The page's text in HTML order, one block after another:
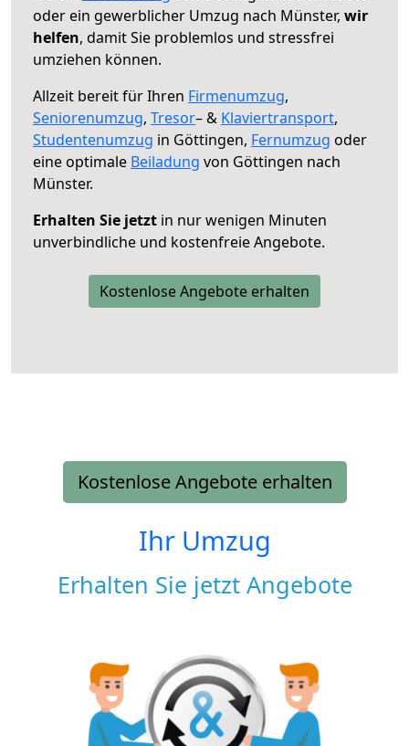
oder ein gewerblicher Umzug nach Münster, wir
helfen, damit Sie problemlos und stressfrei
umziehen können.
Allzeit bereit für Ihren Firmenumzug,
Seniorenumzug, Tresor– & Klaviertransport,
Studentenumzug in Göttingen, Fernumzug oder
eine optimale Beiladung von Göttingen nach
Münster.
Erhalten Sie jetzt in nur wenigen Minuten
unverbindliche und kostenfreie Angebote.
Kostenlose Angebote erhalten
Kostenlose Angebote erhalten
Ihr Umzug
Erhalten Sie jetzt Angebote